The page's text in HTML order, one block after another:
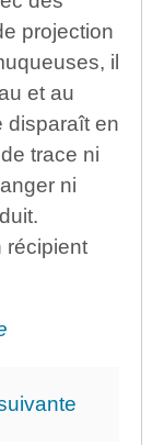
projection
il
et au
disparaît en
trace ni
ni
récipient